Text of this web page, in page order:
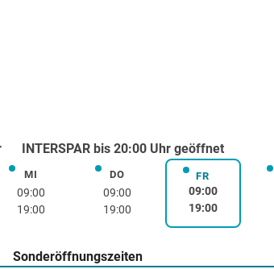
INTERSPAR bis 20:00 Uhr geöffnet
MIMittwoch
09:00
19:00
DODonnerstag
09:00
19:00
FRFreitag
09:00
19:00
Sonderöffnungszeiten